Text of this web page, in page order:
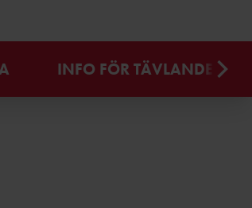
INFO FÖR TÄVLANDE